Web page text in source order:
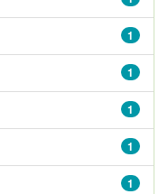
1
1
1
1
1